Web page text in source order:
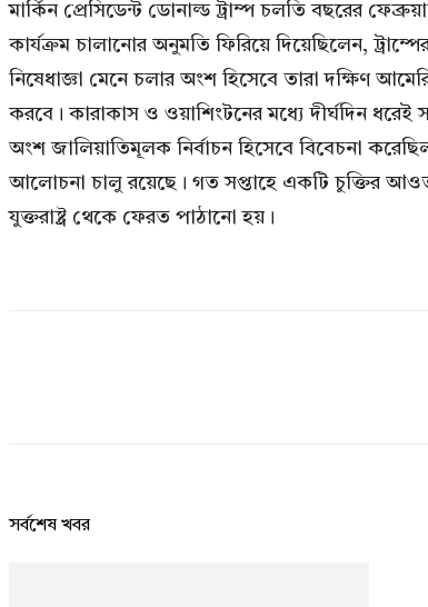
মার্কিন প্রেসিডেন্ট ডোনাল্ড ট্রাম্প চলতি বছরের
কার্যক্রম চালানোর অনুমতি ফিরিয়ে দিয়েছিলেন,
নিষেধাজ্ঞা মেনে চলার অংশ হিসেবে তারা দক্ষিণ
করবে। কারাকাস ও ওয়াশিংটনের মধ্যে দীর্ঘদিন ধরেই
অংশ জালিয়াতিমূলক নির্বাচন হিসেবে বিবেচনা
আলোচনা চালু রয়েছে। গত সপ্তাহে একটি চুক্তির
যুক্তরাষ্ট্র থেকে ফেরত পাঠানো হয়।
সর্বশেষ খবর